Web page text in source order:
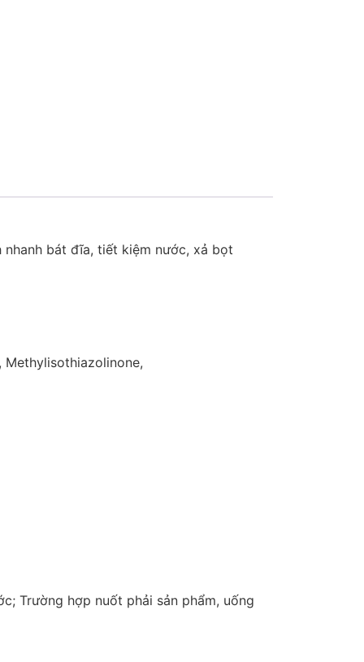
bát đĩa, tiết kiệm nước, xả bọt
Methylisothiazolinone,
Trường hợp nuốt phải sản phẩm, uống